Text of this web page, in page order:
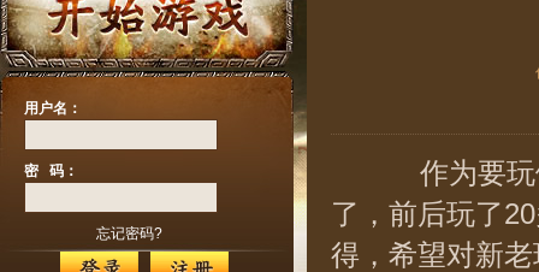
用户名：
密 码：
忘记密码?
作为要玩
了，前后玩了
得，希望对新